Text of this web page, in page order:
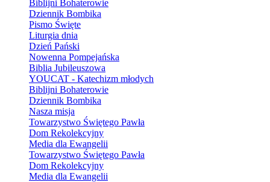
Biblijni Bohaterowie
Dziennik Bombika
Pismo Święte
Liturgia dnia
Dzień Pański
Nowenna Pompejańska
Biblia Jubileuszowa
YOUCAT - Katechizm młodych
Biblijni Bohaterowie
Dziennik Bombika
Nasza misja
Towarzystwo Świętego Pawła
Dom Rekolekcyjny
Media dla Ewangelii
Towarzystwo Świętego Pawła
Dom Rekolekcyjny
Media dla Ewangelii